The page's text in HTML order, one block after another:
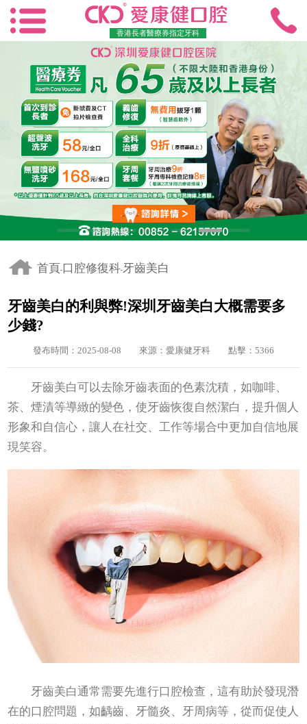
香港長者醫療券指定牙科
首頁-口腔修復科- 牙齒美白
牙齒美白的利與弊!深圳牙齒美白大概需要多
少錢?
發布時間：2025-08-08 來源：愛康健牙科 點擊：5366
牙齒美白可以去除牙齒表面的色素沈積，如咖啡、
茶、煙漬等導緻的變色，使牙齒恢復自然潔白，提升個人
形象和自信心，讓人在社交、工作等場合中更加自信地展
現笑容。
牙齒美白通常需要先進行口腔檢查，這有助於發現潛
在的口腔問題，如齲齒、牙髓炎、牙周病等，從而促使人